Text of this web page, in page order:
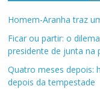
Homem-Aranha traz
Ficar ou partir: o
presidente de junta na
Quatro meses depois:
depois da tempestade